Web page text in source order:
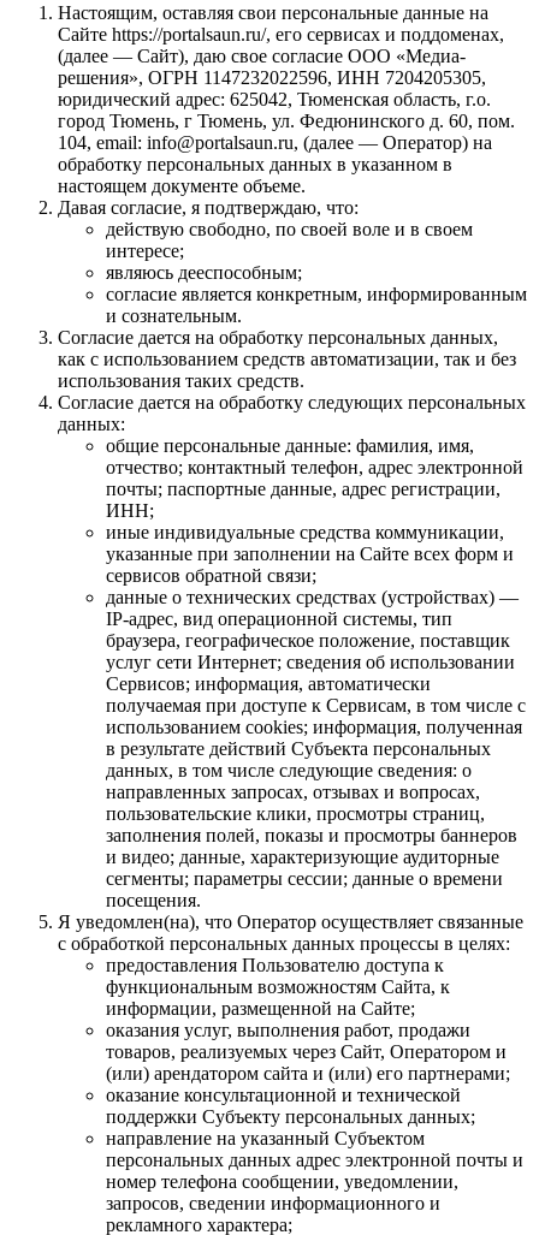
Настоящим, оставляя свои персональные данные на
Сайте https://portalsaun.ru/, его сервисах и поддоменах,
(далее — Сайт), даю свое согласие ООО «Медиа-
решения», ОГРН 1147232022596, ИНН 7204205305,
юридический адрес: 625042, Тюменская область, г.о.
город Тюмень, г Тюмень, ул. Федюнинского д. 60, пом.
104, email: info@portalsaun.ru, (далее — Оператор) на
обработку персональных данных в указанном в
настоящем документе объеме.
Давая согласие, я подтверждаю, что:
действую свободно, по своей воле и в своем
интересе;
являюсь дееспособным;
согласие является конкретным, информированным
и сознательным.
Согласие дается на обработку персональных данных,
как с использованием средств автоматизации, так и без
использования таких средств.
Согласие дается на обработку следующих персональных
данных:
общие персональные данные: фамилия, имя,
отчество; контактный телефон, адрес электронной
почты; паспортные данные, адрес регистрации,
ИНН;
иные индивидуальные средства коммуникации,
указанные при заполнении на Сайте всех форм и
сервисов обратной связи;
данные о технических средствах (устройствах) —
IP-адрес, вид операционной системы, тип
браузера, географическое положение, поставщик
услуг сети Интернет; сведения об использовании
Сервисов; информация, автоматически
получаемая при доступе к Сервисам, в том числе с
использованием cookies; информация, полученная
в результате действий Субъекта персональных
данных, в том числе следующие сведения: о
направленных запросах, отзывах и вопросах,
пользовательские клики, просмотры страниц,
заполнения полей, показы и просмотры баннеров
и видео; данные, характеризующие аудиторные
сегменты; параметры сессии; данные о времени
посещения.
Я уведомлен(на), что Оператор осуществляет связанные
с обработкой персональных данных процессы в целях:
предоставления Пользователю доступа к
функциональным возможностям Сайта, к
информации, размещенной на Сайте;
оказания услуг, выполнения работ, продажи
товаров, реализуемых через Сайт, Оператором и
(или) арендатором сайта и (или) его партнерами;
оказание консультационной и технической
поддержки Субъекту персональных данных;
направление на указанный Субъектом
персональных данных адрес электронной почты и
номер телефона сообщении, уведомлении,
запросов, сведении информационного и
рекламного характера;